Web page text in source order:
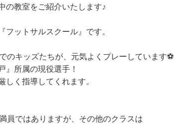
の教室をご紹介いたします♪
フットサルスクール』です。
のキッズたちが、元気よくプレーしています⚽
』所属の現役選手！
しく指導してくれます。
員ではありますが、その他のクラスは